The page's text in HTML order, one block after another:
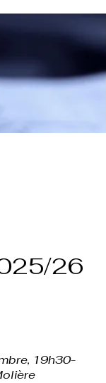
26
19h30-